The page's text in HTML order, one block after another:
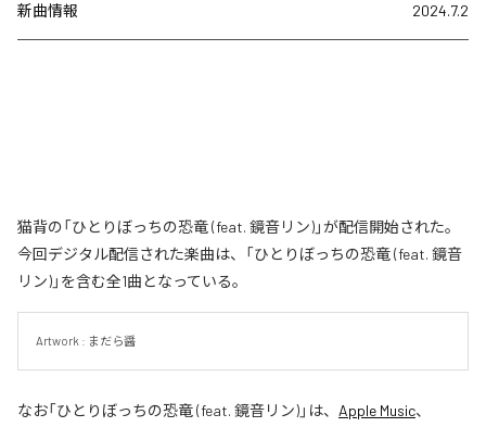
新曲情報 2024.7.2
猫背の「ひとりぼっちの恐竜 (feat. 鏡音リン)」が配信開始された。
今回デジタル配信された楽曲は、「ひとりぼっちの恐竜 (feat. 鏡音
リン)」を含む全1曲となっている。
Artwork : まだら醤
なお「ひとりぼっちの恐竜 (feat. 鏡音リン)」は、 Apple Music、